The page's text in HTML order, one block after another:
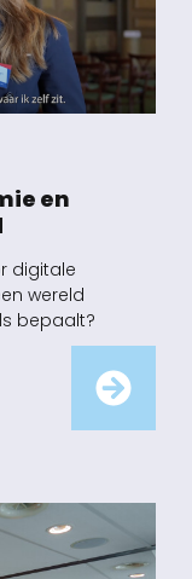
en
digitale
wereld
bepaalt?